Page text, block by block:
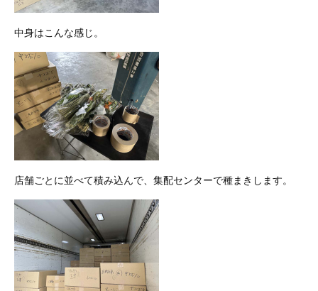
中身はこんな感じ。
店舗ごとに並べて積み込んで、集配センターで種まきします。